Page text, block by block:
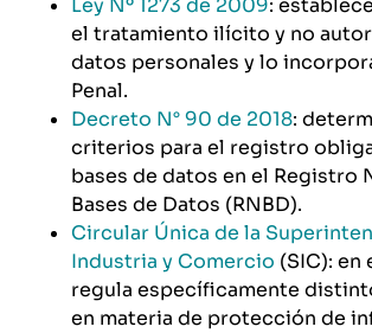
Ley Nº 1273 de 2009:
el tratamiento ilícito y no
datos personales y lo
Penal.
Decreto N° 90 de 2018:
criterios para el registro
bases de datos en el Registro
Bases de Datos (RNBD).
Circular Única de la
Industria y Comercio (SIC): en
regula específicamente
en materia de protección de